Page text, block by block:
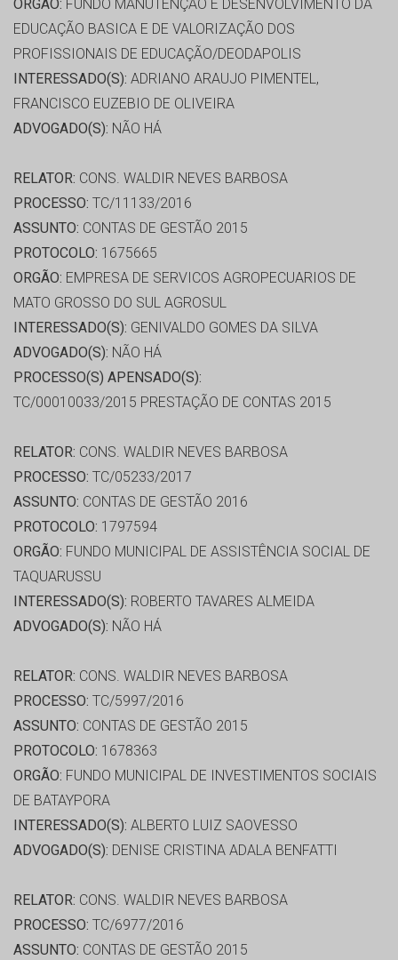
ORGÃO: FUNDO MANUTENÇÃO E DESENVOLVIMENTO DA
EDUCAÇÃO BASICA E DE VALORIZAÇÃO DOS
PROFISSIONAIS DE EDUCAÇÃO/DEODAPOLIS
INTERESSADO(S): ADRIANO ARAUJO PIMENTEL,
FRANCISCO EUZEBIO DE OLIVEIRA
ADVOGADO(S): NÃO HÁ
RELATOR: CONS. WALDIR NEVES BARBOSA
PROCESSO: TC/11133/2016
ASSUNTO: CONTAS DE GESTÃO 2015
PROTOCOLO: 1675665
ORGÃO: EMPRESA DE SERVICOS AGROPECUARIOS DE
MATO GROSSO DO SUL AGROSUL
INTERESSADO(S): GENIVALDO GOMES DA SILVA
ADVOGADO(S): NÃO HÁ
PROCESSO(S) APENSADO(S):
TC/00010033/2015 PRESTAÇÃO DE CONTAS 2015
RELATOR: CONS. WALDIR NEVES BARBOSA
PROCESSO: TC/05233/2017
ASSUNTO: CONTAS DE GESTÃO 2016
PROTOCOLO: 1797594
ORGÃO: FUNDO MUNICIPAL DE ASSISTÊNCIA SOCIAL DE
TAQUARUSSU
INTERESSADO(S): ROBERTO TAVARES ALMEIDA
ADVOGADO(S): NÃO HÁ
RELATOR: CONS. WALDIR NEVES BARBOSA
PROCESSO: TC/5997/2016
ASSUNTO: CONTAS DE GESTÃO 2015
PROTOCOLO: 1678363
ORGÃO: FUNDO MUNICIPAL DE INVESTIMENTOS SOCIAIS
DE BATAYPORA
INTERESSADO(S): ALBERTO LUIZ SAOVESSO
ADVOGADO(S): DENISE CRISTINA ADALA BENFATTI
RELATOR: CONS. WALDIR NEVES BARBOSA
PROCESSO: TC/6977/2016
ASSUNTO: CONTAS DE GESTÃO 2015